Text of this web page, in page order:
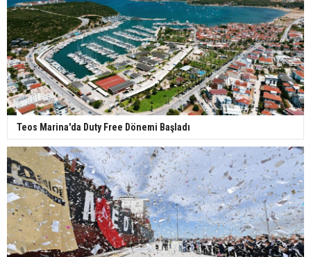
Teos Marina'da Duty Free Dönemi Başladı